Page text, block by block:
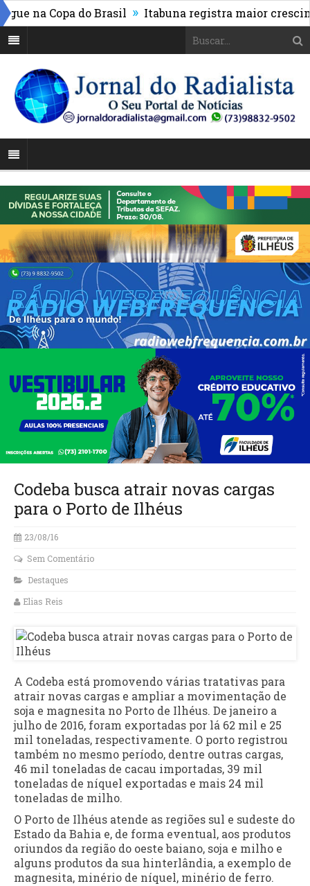
Copa do Brasil » Itabuna registra maior
Codeba busca atrair novas cargas
para o Porto de Ilhéus
23/08/16
Sem Comentário
Destaques
Elias Reis
A Codeba está promovendo várias tratativas para
atrair novas cargas e ampliar a movimentação de
soja e magnesita no Porto de Ilhéus. De janeiro a
julho de 2016, foram exportadas por lá 62 mil e 25
mil toneladas, respectivamente. O porto registrou
também no mesmo período, dentre outras cargas,
46 mil toneladas de cacau importadas, 39 mil
toneladas de níquel exportadas e mais 24 mil
toneladas de milho.
O Porto de Ilhéus atende as regiões sul e sudeste do
Estado da Bahia e, de forma eventual, aos produtos
oriundos da região do oeste baiano, soja e milho e
alguns produtos da sua hinterlândia, a exemplo de
magnesita, minério de níquel, minério de ferro.